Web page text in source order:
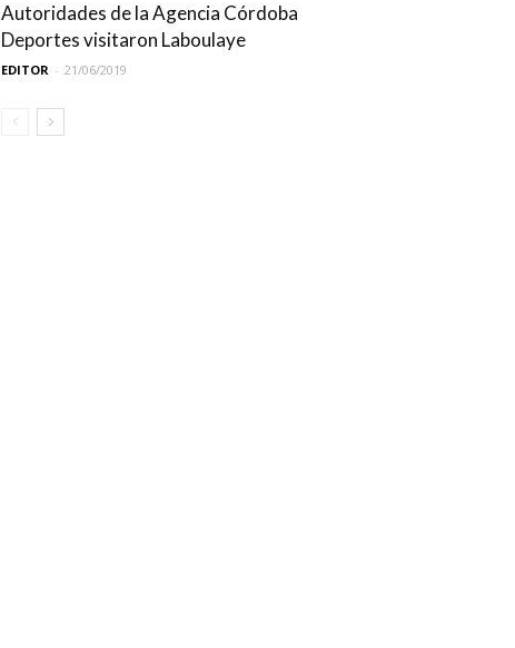
Autoridades de la Agencia Córdoba
Deportes visitaron Laboulaye
EDITOR - 21/06/2019